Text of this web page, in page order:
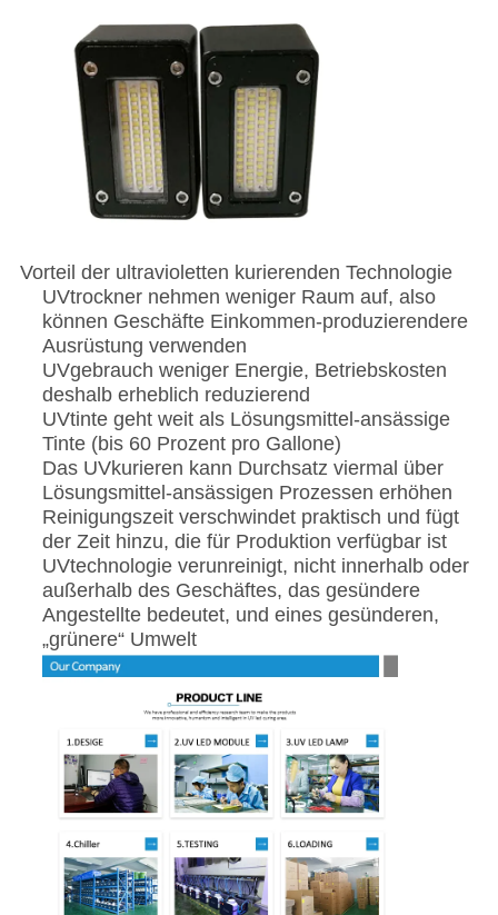
Vorteil der ultravioletten kurierenden Technologie
UVtrockner nehmen weniger Raum auf, also
können Geschäfte Einkommen-produzierendere
Ausrüstung verwenden
UVgebrauch weniger Energie, Betriebskosten
deshalb erheblich reduzierend
UVtinte geht weit als Lösungsmittel-ansässige
Tinte (bis 60 Prozent pro Gallone)
Das UVkurieren kann Durchsatz viermal über
Lösungsmittel-ansässigen Prozessen erhöhen
Reinigungszeit verschwindet praktisch und fügt
der Zeit hinzu, die für Produktion verfügbar ist
UVtechnologie verunreinigt, nicht innerhalb oder
außerhalb des Geschäftes, das gesündere
Angestellte bedeutet, und eines gesünderen,
„grünere“ Umwelt